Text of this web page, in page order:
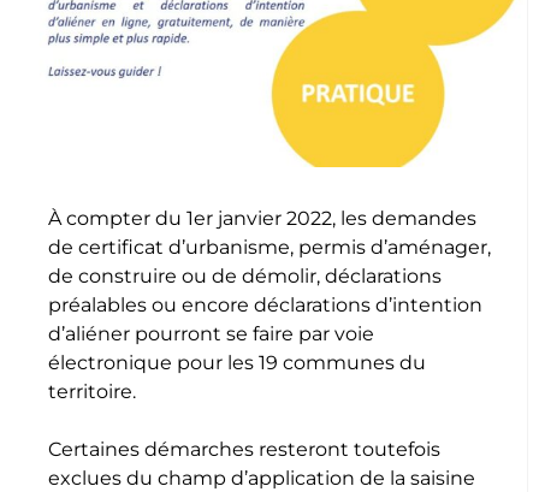
À compter du 1er janvier 2022, les demandes
de certificat d’urbanisme, permis d’aménager,
de construire ou de démolir, déclarations
préalables ou encore déclarations d’intention
d’aliéner pourront se faire par voie
électronique pour les 19 communes du
territoire.
Certaines démarches resteront toutefois
exclues du champ d’application de la saisine